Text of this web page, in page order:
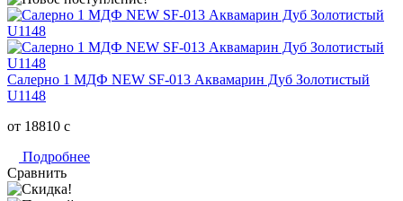
Салерно 1 МДФ NEW SF-013 Аквамарин Дуб Золотистый
U1148
от 18810 c
Подробнее
Сравнить